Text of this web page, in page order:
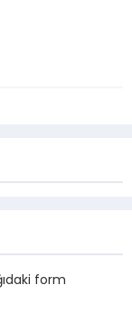
form